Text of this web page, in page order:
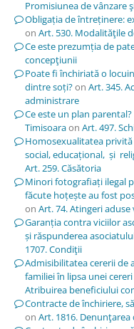
Promisiunea de vânzare
Obligația de întreținere:
on Art. 530. Modalităţile
Ce este prezumția de
concepţiunii
Poate fi închiriată o
dintre soți?on Art. 345.
administrare
Ce este un plan
Timisoaraon Art. 497.
Homosexualitatea
social, educațional, și
Art. 259. Căsătoria
Minori fotografiați ilegal
făcute hoțește au fost
on Art. 74. Atingeri
Garanția contra viciilor
și răspunderea
1707. Condiţii
Admisibilitatea cererii
familiei în lipsa unei cereri
Atribuirea beneficiului
Contracte de închiriere,
on Art. 1816.